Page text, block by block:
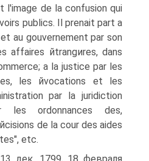
de la confusion qui
publics. Il prenait part а
au gouvernement par son
affaires йtrangиres, dans
а la justice par les
les йvocations et les
par la juridiction
les ordonnances des,
de la cour des aides
etc.